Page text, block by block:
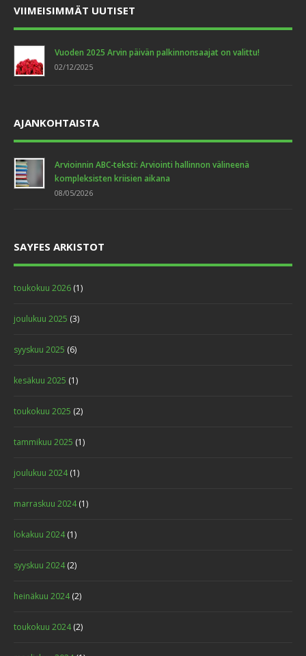
VIIMEISIMMÄT UUTISET
Vuoden 2025 Arvin päivän palkinnonsaajat on valittu!
02/12/2025
AJANKOHTAISTA
Arvioinnin ABC-teksti: Arviointi hallinnon välineenä
kompleksisten kriisien aikana
08/05/2026
SAYFES ARKISTOT
toukokuu 2026 (1)
joulukuu 2025 (3)
syyskuu 2025 (6)
kesäkuu 2025 (1)
toukokuu 2025 (2)
tammikuu 2025 (1)
joulukuu 2024(1)
marraskuu 2024(1)
lokakuu 2024(1)
syyskuu 2024(2)
heinäkuu 2024(2)
toukokuu 2024(2)